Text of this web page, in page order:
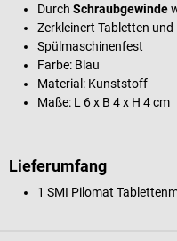
Durch Schraubgewinde
Zerkleinert Tabletten
Spülmaschinenfest
Farbe: Blau
Material: Kunststoff
Maße: L 6 x B 4 x H 4 cm
Lieferumfang
1 SMI Pilomat